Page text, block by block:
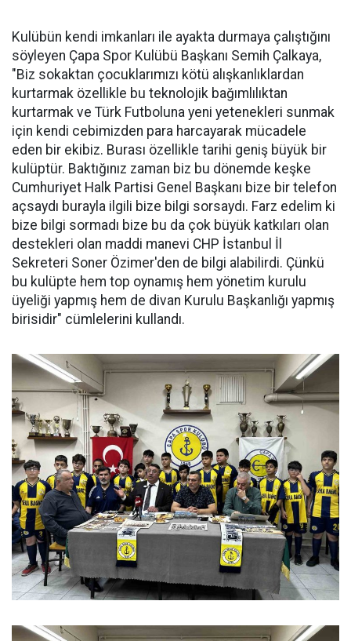
Kulübün kendi imkanları ile ayakta durmaya çalıştığını
söyleyen Çapa Spor Kulübü Başkanı Semih Çalkaya,
"Biz sokaktan çocuklarımızı kötü alışkanlıklardan
kurtarmak özellikle bu teknolojik bağımlılıktan
kurtarmak ve Türk Futboluna yeni yetenekleri sunmak
için kendi cebimizden para harcayarak mücadele
eden bir ekibiz. Burası özellikle tarihi geniş büyük bir
kulüptür. Baktığınız zaman biz bu dönemde keşke
Cumhuriyet Halk Partisi Genel Başkanı bize bir telefon
açsaydı burayla ilgili bize bilgi sorsaydı. Farz edelim ki
bize bilgi sormadı bize bu da çok büyük katkıları olan
destekleri olan maddi manevi CHP İstanbul İl
Sekreteri Soner Özimer'den de bilgi alabilirdi. Çünkü
bu kulüpte hem top oynamış hem yönetim kurulu
üyeliği yapmış hem de divan Kurulu Başkanlığı yapmış
birisidir" cümlelerini kullandı.